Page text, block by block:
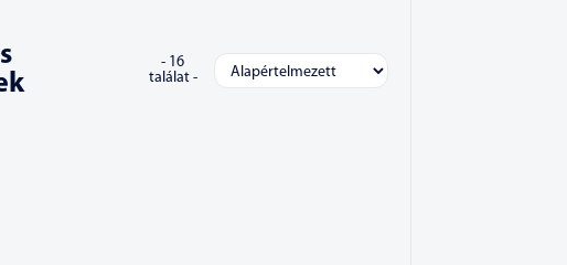
- 16
találat -